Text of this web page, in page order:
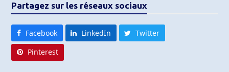
Partagez sur les réseaux sociaux
Facebook LinkedIn
Twitter
Pinterest